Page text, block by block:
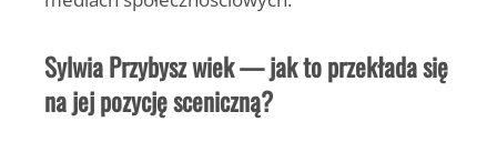
Sylwia Przybysz wiek — jak to przekłada się
na jej pozycję sceniczną?